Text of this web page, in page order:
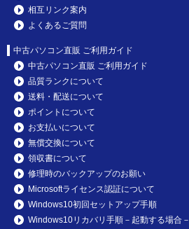
相互リンク案内
よくあるご質問
中古パソコン直販 ご利用ガイド
中古パソコン直販 ご利用ガイド
品質ランクについて
送料・配送について
ポイントについて
お支払いについて
無償交換について
領収書について
修理時のバックアップのお願い
Microsoftライセンス認証について
Windows10初回セットアップ手順
Windows10リカバリ手順－起動する場合－